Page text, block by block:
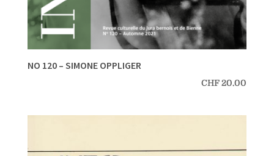
NO 120 – SIMONE OPPLIGER
CHF20.00